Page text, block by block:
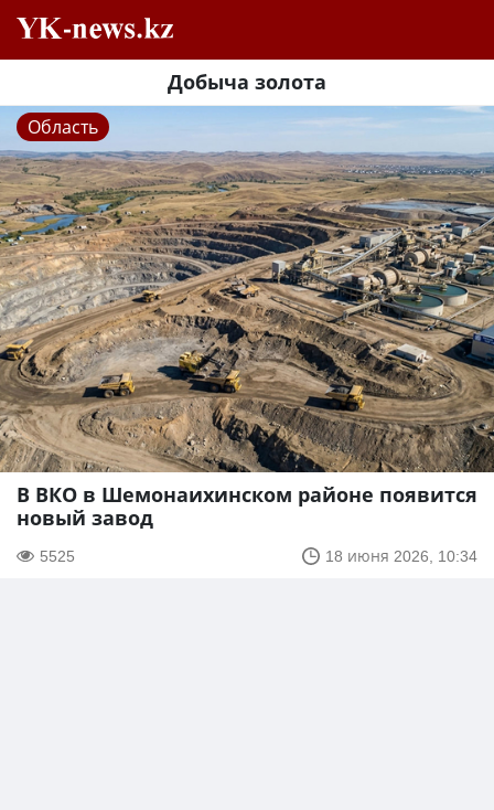
Добыча золота
Область
В ВКО в Шемонаихинском районе появится
новый завод
5525 18 июня 2026, 10:34